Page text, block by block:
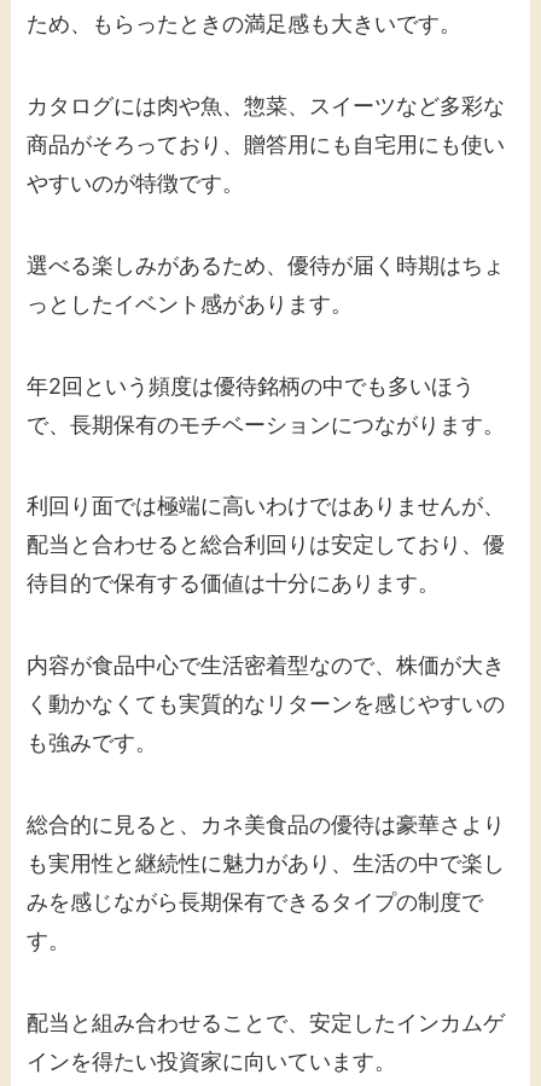
ため、もらったときの満足感も大きいです。
カタログには肉や魚、惣菜、スイーツなど多彩な
商品がそろっており、贈答用にも自宅用にも使い
やすいのが特徴です。
選べる楽しみがあるため、優待が届く時期はちょ
っとしたイベント感があります。
年2回という頻度は優待銘柄の中でも多いほう
で、長期保有のモチベーションにつながります。
利回り面では極端に高いわけではありませんが、
配当と合わせると総合利回りは安定しており、優
待目的で保有する価値は十分にあります。
内容が食品中心で生活密着型なので、株価が大き
く動かなくても実質的なリターンを感じやすいの
も強みです。
総合的に見ると、カネ美食品の優待は豪華さより
も実用性と継続性に魅力があり、生活の中で楽し
みを感じながら長期保有できるタイプの制度で
す。
配当と組み合わせることで、安定したインカムゲ
インを得たい投資家に向いています。